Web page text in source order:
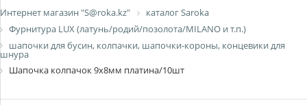
Интернет магазин "S@roka.kz"
каталог Saroka
Фурнитура LUX (латунь/родий/позолота/MILANO и т.п.)
шапочки для бусин, колпачки, шапочки-короны, концевики для
шнура
Шапочка колпачок 9х8мм платина/10шт